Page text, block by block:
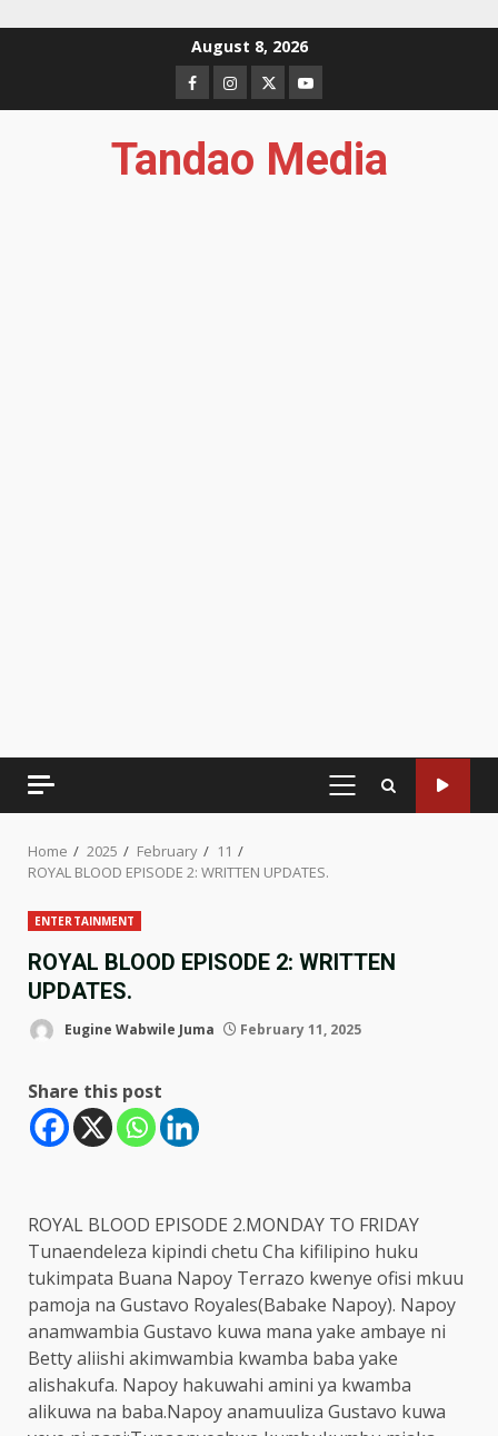
August 8, 2026
Facebook
Instagram
TwitterYouTube
Tandao Media
PRIMARY
Home 2025 February
11
ROYAL BLOOD EPISODE 2: WRITTEN UPDATES.
ENTERTAINMENT
ROYAL BLOOD EPISODE 2: WRITTEN
UPDATES.
Eugine Wabwile Juma February 11, 2025
Share this post
ROYAL BLOOD EPISODE 2.MONDAY TO FRIDAY
Tunaendeleza kipindi chetu Cha kifilipino huku
tukimpata Buana Napoy Terrazo kwenye ofisi mkuu
pamoja na Gustavo Royales(Babake Napoy). Napoy
anamwambia Gustavo kuwa mana yake ambaye ni
Betty aliishi akimwambia kwamba baba yake
alishakufa. Napoy hakuwahi amini ya kwamba
alikuwa na baba.Napoy anamuuliza Gustavo kuwa